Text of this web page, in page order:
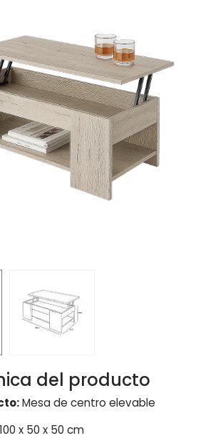
del producto
Mesa de centro elevable
100 x 50 x 50 cm